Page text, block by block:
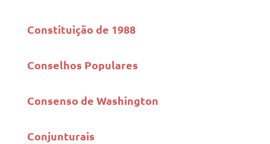
Constituição de 1988
Conselhos Populares
Consenso de Washington
Conjunturais